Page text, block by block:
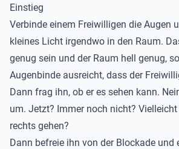
Einstieg
Verbinde einem Freiwilligen die Augen
kleines Licht irgendwo in den Raum.
genug sein und der Raum hell genug,
Augenbinde ausreicht, dass der
Dann frag ihn, ob er es sehen kann.
um. Jetzt? Immer noch nicht?
rechts gehen?
Dann befreie ihn von der Blockade und